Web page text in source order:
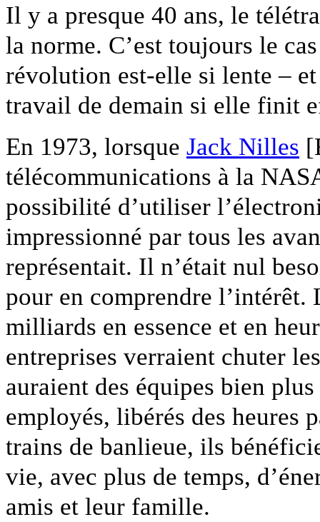
Il y a presque 40 ans, le
la norme. C’est toujours le
révolution est-elle si lente –
travail de demain si elle finit
En 1973, lorsque Jack Nilles
télécommunications à la
possibilité d’utiliser
impressionné par tous les
représentait. Il n’était nul
pour en comprendre l’intérêt.
milliards en essence et en
entreprises verraient chuter
auraient des équipes bien
employés, libérés des heures
trains de banlieue, ils
vie, avec plus de temps,
amis et leur famille.